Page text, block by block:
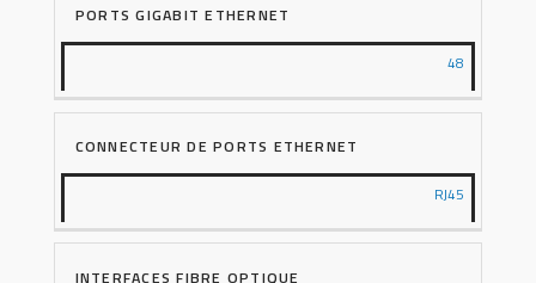
PORTS GIGABIT ETHERNET
48
CONNECTEUR DE PORTS ETHERNET
RJ45
INTERFACES FIBRE OPTIQUE